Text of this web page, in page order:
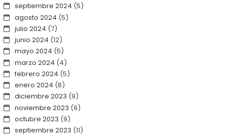
septiembre 2024 (5)
agosto 2024 (5)
julio 2024 (7)
junio 2024 (12)
mayo 2024 (5)
marzo 2024 (4)
febrero 2024 (5)
enero 2024 (8)
diciembre 2023 (9)
noviembre 2023 (9)
octubre 2023 (9)
septiembre 2023 (11)